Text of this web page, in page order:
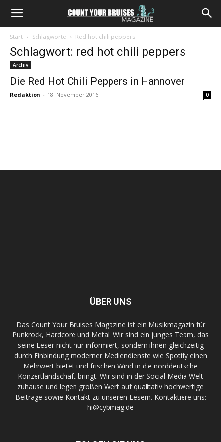
Start Schlagworte Red hot chili peppers
Schlagwort: red hot chili peppers
Archiv
Die Red Hot Chili Peppers in Hannover
Redaktion - 18. November 2016 0
ÜBER UNS
Das Count Your Bruises Magazine ist ein Musikmagazin für
Punkrock, Hardcore und Metal. Wir sind ein junges Team, das
seine Leser nicht nur informiert, sondern ihnen gleichzeitig
durch Einbindung moderner Mediendienste wie Spotify einen
Mehrwert bietet und frischen Wind in die norddeutsche
Konzertlandschaft bringt. Wir sind in der Social Media Welt
zuhause und legen großen Wert auf qualitativ hochwertige
Beiträge sowie Kontakt zu unseren Lesern. Kontaktiere uns:
hi@cybmag.de